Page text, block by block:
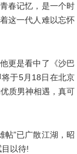
春记忆，是一个时
这一代人难以忘怀
更是看中了《沙巴
于5月18日在北京
质男神相遇，真可
”已广散江湖，昭
以待!